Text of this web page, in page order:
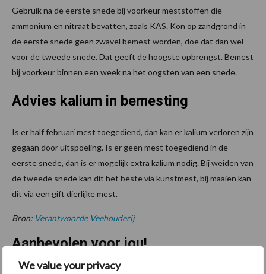
We value your privacy
Gebruik na de eerste snede bij voorkeur meststoffen die
ammonium en nitraat bevatten, zoals KAS. Kon op zandgrond in
de eerste snede geen zwavel bemest worden, doe dat dan wel
voor de tweede snede. Dat geeft de hoogste opbrengst. Bemest
bij voorkeur binnen een week na het oogsten van een snede.
Advies kalium in bemesting
Is er half februari mest toegediend, dan kan er kalium verloren zijn
gegaan door uitspoeling. Is er geen mest toegediend in de
eerste snede, dan is er mogelijk extra kalium nodig. Bij weiden van
de tweede snede kan dit het beste via kunstmest, bij maaien kan
dit via een gift dierlijke mest.
Bron: Verantwoorde Veehouderij
Aanbevolen voor jou!